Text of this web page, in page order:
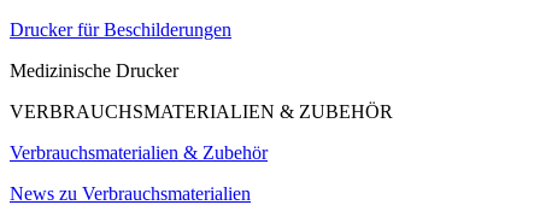
Drucker für Beschilderungen
Medizinische Drucker
VERBRAUCHSMATERIALIEN & ZUBEHÖR
Verbrauchsmaterialien & Zubehör
News zu Verbrauchsmaterialien